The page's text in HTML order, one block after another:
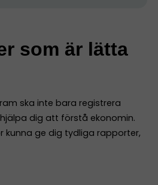
som är lätta
ska inte bara registrera
dig att förstå ekonomin.
kunna ge dig tydliga rapporter,